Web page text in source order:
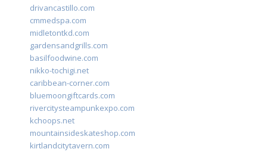
drivancastillo.com
cmmedspa.com
midletontkd.com
gardensandgrills.com
basilfoodwine.com
nikko-tochigi.net
caribbean-corner.com
bluemoongiftcards.com
rivercitysteampunkexpo.com
kchoops.net
mountainsideskateshop.com
kirtlandcitytavern.com